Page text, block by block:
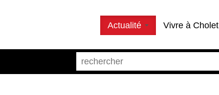
Actualité Vivre à Cholet